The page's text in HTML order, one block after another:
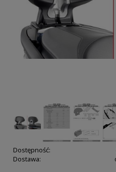
Dostępność:
Dostawa: